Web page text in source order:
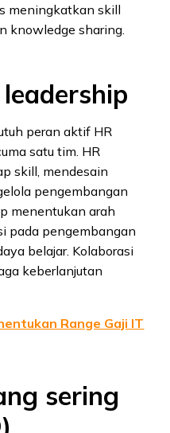
meningkatkan skill
knowledge sharing.
peran aktif HR
satu tim. HR
skill, mendesain
pengembangan
menentukan arah
pada pengembangan
belajar. Kolaborasi
keberlanjutan
Range Gaji IT
sering